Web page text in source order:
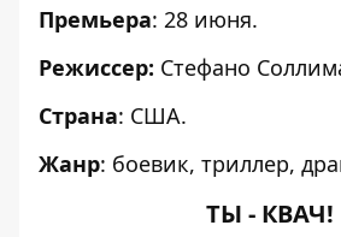
Премьера: 28 июня.
Режиссер: Стефано
Страна: США.
Жанр: боевик, триллер,
ТЫ - КВАЧ!